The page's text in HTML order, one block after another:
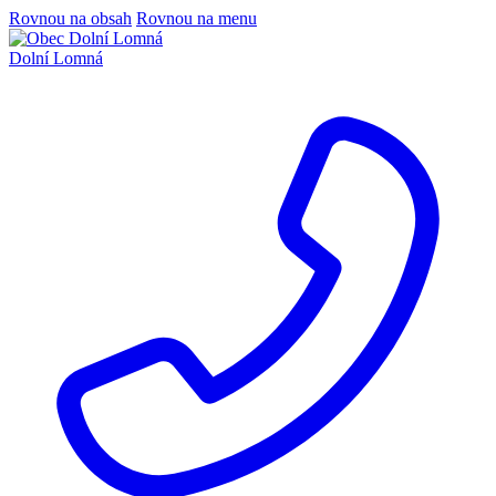
Rovnou na obsah Rovnou na menu
Dolní Lomná